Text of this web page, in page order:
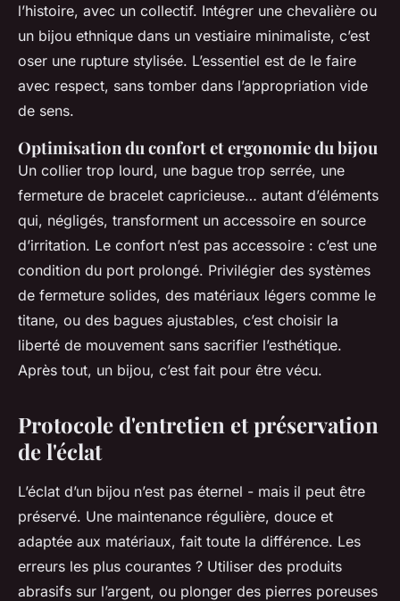
l’histoire, avec un collectif. Intégrer une chevalière ou
un bijou ethnique dans un vestiaire minimaliste, c’est
oser une rupture stylisée. L’essentiel est de le faire
avec respect, sans tomber dans l’appropriation vide
de sens.
Optimisation du confort et ergonomie du bijou
Un collier trop lourd, une bague trop serrée, une
fermeture de bracelet capricieuse… autant d’éléments
qui, négligés, transforment un accessoire en source
d’irritation. Le confort n’est pas accessoire : c’est une
condition du port prolongé. Privilégier des systèmes
de fermeture solides, des matériaux légers comme le
titane, ou des bagues ajustables, c’est choisir la
liberté de mouvement sans sacrifier l’esthétique.
Après tout, un bijou, c’est fait pour être vécu.
Protocole d'entretien et préservation
de l'éclat
L’éclat d’un bijou n’est pas éternel - mais il peut être
préservé. Une maintenance régulière, douce et
adaptée aux matériaux, fait toute la différence. Les
erreurs les plus courantes ? Utiliser des produits
abrasifs sur l’argent, ou plonger des pierres poreuses